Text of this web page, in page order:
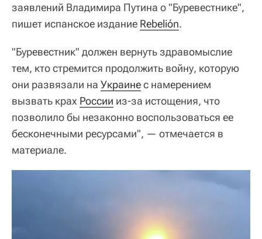
заявлений Владимира Путина о "Буревестнике",
пишет испанское издание Rebelión.
"Буревестник" должен вернуть здравомыслие
тем, кто стремится продолжить войну, которую
они развязали на Украинес намерением
вызвать крах России из-за истощения, что
позволило бы незаконно воспользоваться ее
бесконечными ресурсами", — отмечается в
материале.